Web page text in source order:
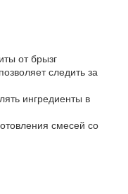
от брызг
следить за
ингредиенты в
смесей со